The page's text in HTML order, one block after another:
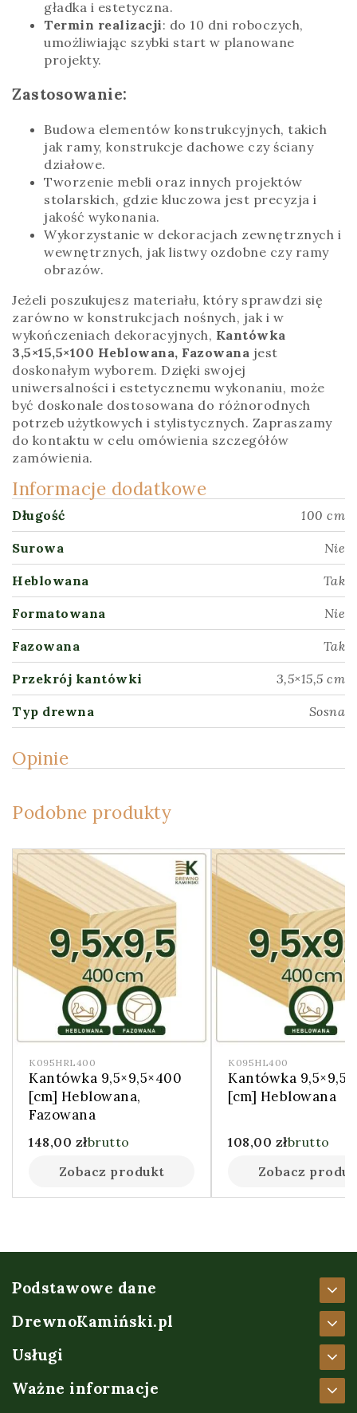
gładka i estetyczna.
Termin realizacji: do 10 dni roboczych,
umożliwiając szybki start w planowane
projekty.
Zastosowanie:
Budowa elementów konstrukcyjnych, takich
jak ramy, konstrukcje dachowe czy ściany
działowe.
Tworzenie mebli oraz innych projektów
stolarskich, gdzie kluczowa jest precyzja i
jakość wykonania.
Wykorzystanie w dekoracjach zewnętrznych i
wewnętrznych, jak listwy ozdobne czy ramy
obrazów.
Jeżeli poszukujesz materiału, który sprawdzi się
zarówno w konstrukcjach nośnych, jak i w
wykończeniach dekoracyjnych, Kantówka
3,5×15,5×100 Heblowana, Fazowana jest
doskonałym wyborem. Dzięki swojej
uniwersalności i estetycznemu wykonaniu, może
być doskonale dostosowana do różnorodnych
potrzeb użytkowych i stylistycznych. Zapraszamy
do kontaktu w celu omówienia szczegółów
zamówienia.
Informacje dodatkowe
Długość 100 cm
Surowa Nie
Heblowana Tak
Formatowana Nie
Fazowana Tak
Przekrój kantówki 3,5×15,5 cm
Typ drewna Sosna
Opinie
Podobne produkty
K095HRL400
Kantówka 9,5×9,5×400
[cm] Heblowana,
Fazowana
148,00 złbrutto
Zobacz produkt
K095HL400
Kantówka
[cm] Heblowana
108,00 złbrutto
Zobacz
Podstawowe dane
DrewnoKamiński.pl
Usługi
Ważne informacje